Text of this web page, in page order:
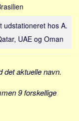
hos A.
UAE og Oman
det aktuelle navn.
9 forskellige